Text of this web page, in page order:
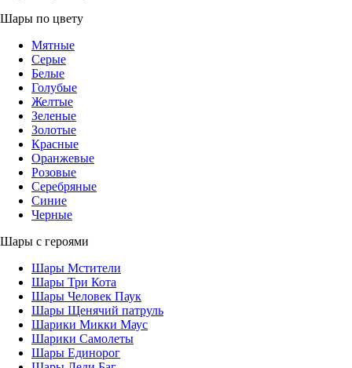
Шары по цвету
Мятные
Серые
Белые
Голубые
Желтые
Зеленые
Золотые
Красные
Оранжевые
Розовые
Серебряные
Синие
Черные
Шары с героями
Шары Мстители
Шары Три Кота
Шары Человек Паук
Шары Щенячий патруль
Шарики Микки Маус
Шарики Самолеты
Шары Единорог